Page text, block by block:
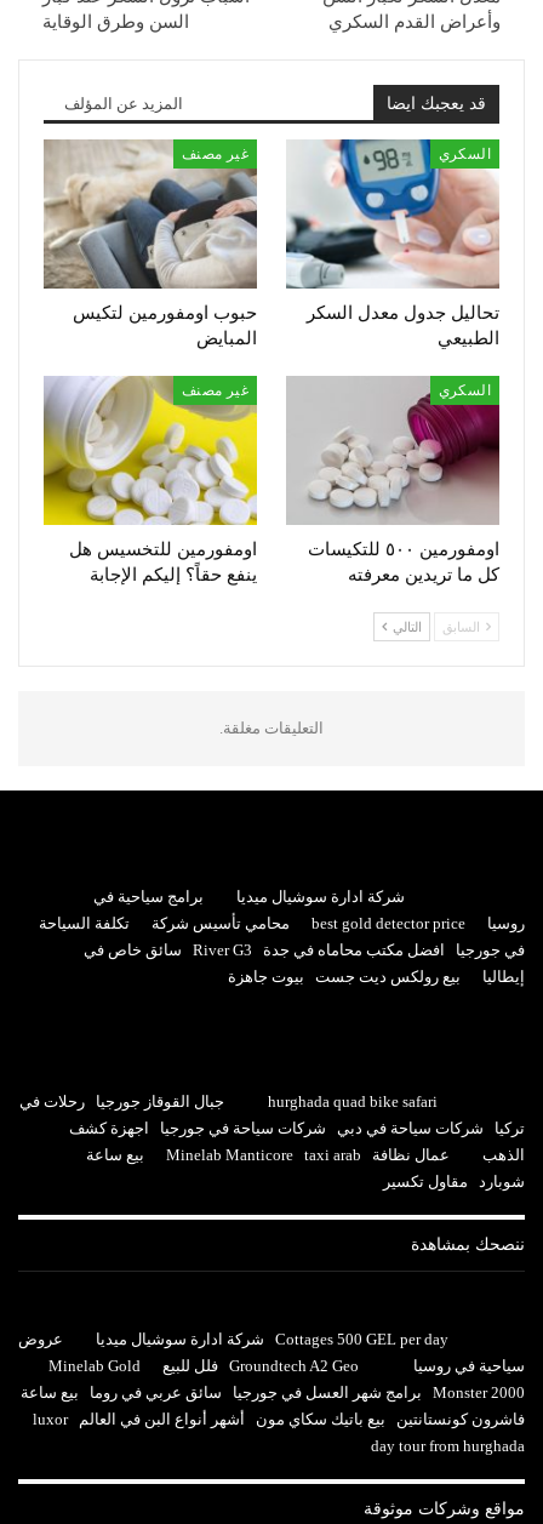
وأعراض القدم السكري
السن وطرق الوقاية
قد يعجبك ايضا المزيد عن المؤلف
السكري
تحاليل جدول معدل السكر
الطبيعي
غير مصنف
حبوب اومفورمين لتكيس
المبايض
السكري
اومفورمين ٥٠٠ للتكيسات
كل ما تريدين معرفته
غير مصنف
اومفورمين للتخسيس هل
ينفع حقاً؟ إليكم الإجابة
السابق التالي
التعليقات مغلقة.
شركة ادارة سوشيال ميديا
برامج سياحية في
روسيا
best gold detector price محامي تأسيس شركة
تكلفة السياحة
في جورجيا
افضل مكتب محاماه في جدة River G3
سائق خاص في
إيطاليا
بيع رولكس ديت جست بيوت جاهزة
hurghada quad bike safari جبال القوقاز جورجيا
رحلات في
تركيا
شركات سياحة في دبي شركات سياحة في جورجيا
اجهزة كشف
الذهب
عمال نظافة Minelab Manticore taxi arab
بيع ساعة
شوبارد
مقاول تكسير
ننصحك بمشاهدة
Cottages 500 GEL per day شركة ادارة سوشيال ميديا
عروض
سياحية في روسيا
Groundtech A2 Geo فلل للبيع
Minelab Gold
Monster 2000
برامج شهر العسل في جورجيا سائق عربي في روما
بيع ساعة
فاشرون كونستانتين
بيع باتيك سكاي مون أشهر أنواع البن في العالم
luxor
day tour from hurghada
مواقع وشركات موثوقة